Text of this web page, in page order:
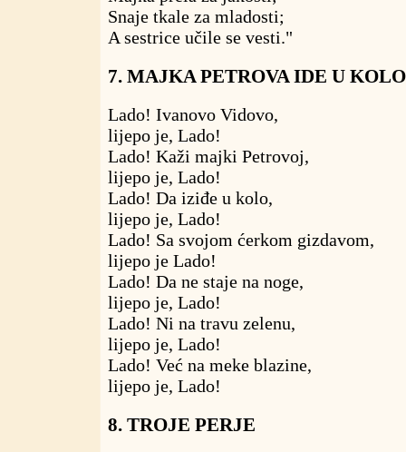
Snaje tkale za mladosti;
A sestrice učile se vesti."
7. MAJKA PETROVA IDE U KOLO
Lado! Ivanovo Vidovo,
lijepo je, Lado!
Lado! Kaži majki Petrovoj,
lijepo je, Lado!
Lado! Da iziđe u kolo,
lijepo je, Lado!
Lado! Sa svojom ćerkom gizdavom,
lijepo je Lado!
Lado! Da ne staje na noge,
lijepo je, Lado!
Lado! Ni na travu zelenu,
lijepo je, Lado!
Lado! Već na meke blazine,
lijepo je, Lado!
8. TROJE PERJE